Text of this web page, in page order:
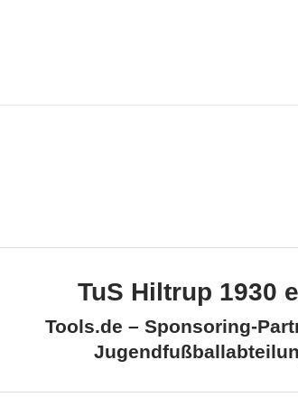
TuS Hiltrup 1930
Tools.de – Sponsoring-